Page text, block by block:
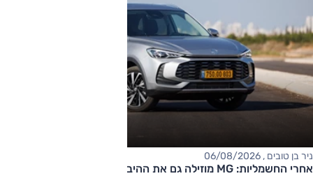
ניר בן טובים , 06/08/2026
אחרי החשמליות: MG מוזילה גם את ההיברידיות